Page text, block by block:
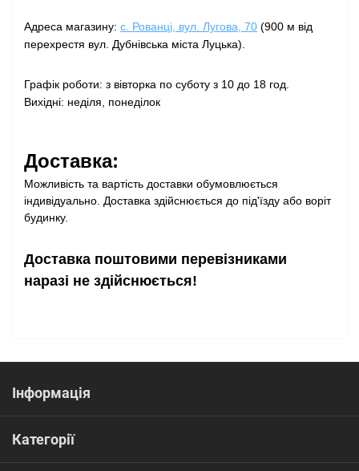
Адреса магазину: с. Рованці, вул. Лугова, 70 (900 м від
перехрестя вул. Дубнівська міста Луцька).
Графік роботи: з вівторка по суботу з 10 до 18 год.
Вихідні: неділя, понеділок
Доставка:
Можливість та вартість доставки обумовлюється
індивідуально. Доставка здійснюється до під'їзду або воріт
будинку.
Доставка поштовими перевізниками
наразі не здійснюється!
Інформація
Категорії